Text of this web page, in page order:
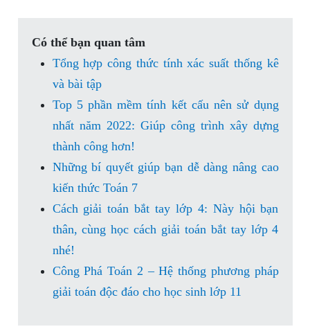
Có thể bạn quan tâm
Tổng hợp công thức tính xác suất thống kê
và bài tập
Top 5 phần mềm tính kết cấu nên sử dụng
nhất năm 2022: Giúp công trình xây dựng
thành công hơn!
Những bí quyết giúp bạn dễ dàng nâng cao
kiến thức Toán 7
Cách giải toán bắt tay lớp 4: Này hội bạn
thân, cùng học cách giải toán bắt tay lớp 4
nhé!
Công Phá Toán 2 – Hệ thống phương pháp
giải toán độc đáo cho học sinh lớp 11